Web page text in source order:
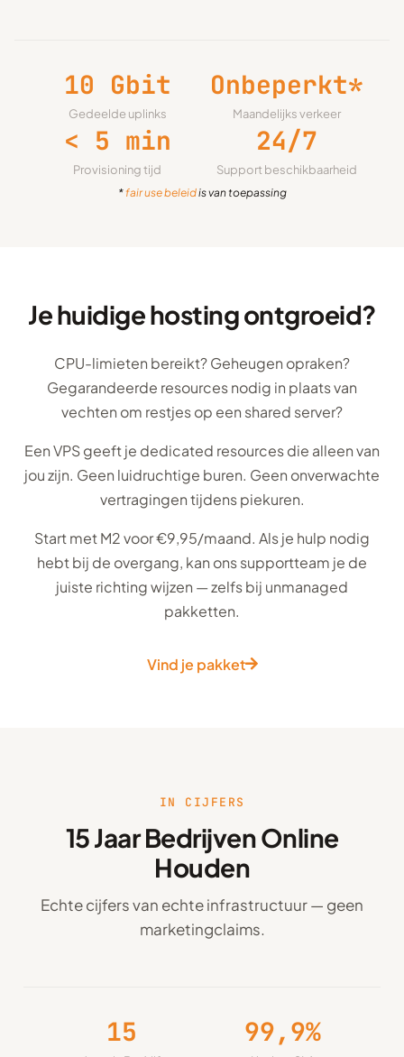
10 Gbit
Gedeelde uplinks
Onbeperkt*
Maandelijks verkeer
< 5 min
Provisioning tijd
24/7
Support beschikbaarheid
*fair use beleidis van toepassing
Je huidige hosting ontgroeid?
CPU-limieten bereikt? Geheugen opraken?
Gegarandeerde resources nodig in plaats van
vechten om restjes op een shared server?
Een VPS geeft je dedicated resources die alleen van
jou zijn. Geen luidruchtige buren. Geen onverwachte
vertragingen tijdens piekuren.
Start met M2 voor €9,95/maand. Als je hulp nodig
hebt bij de overgang, kan ons supportteam je de
juiste richting wijzen — zelfs bij unmanaged
pakketten.
Vind je pakket
IN CIJFERS
15 Jaar Bedrijven Online
Houden
Echte cijfers van echte infrastructuur — geen
marketingclaims.
15 99,9%